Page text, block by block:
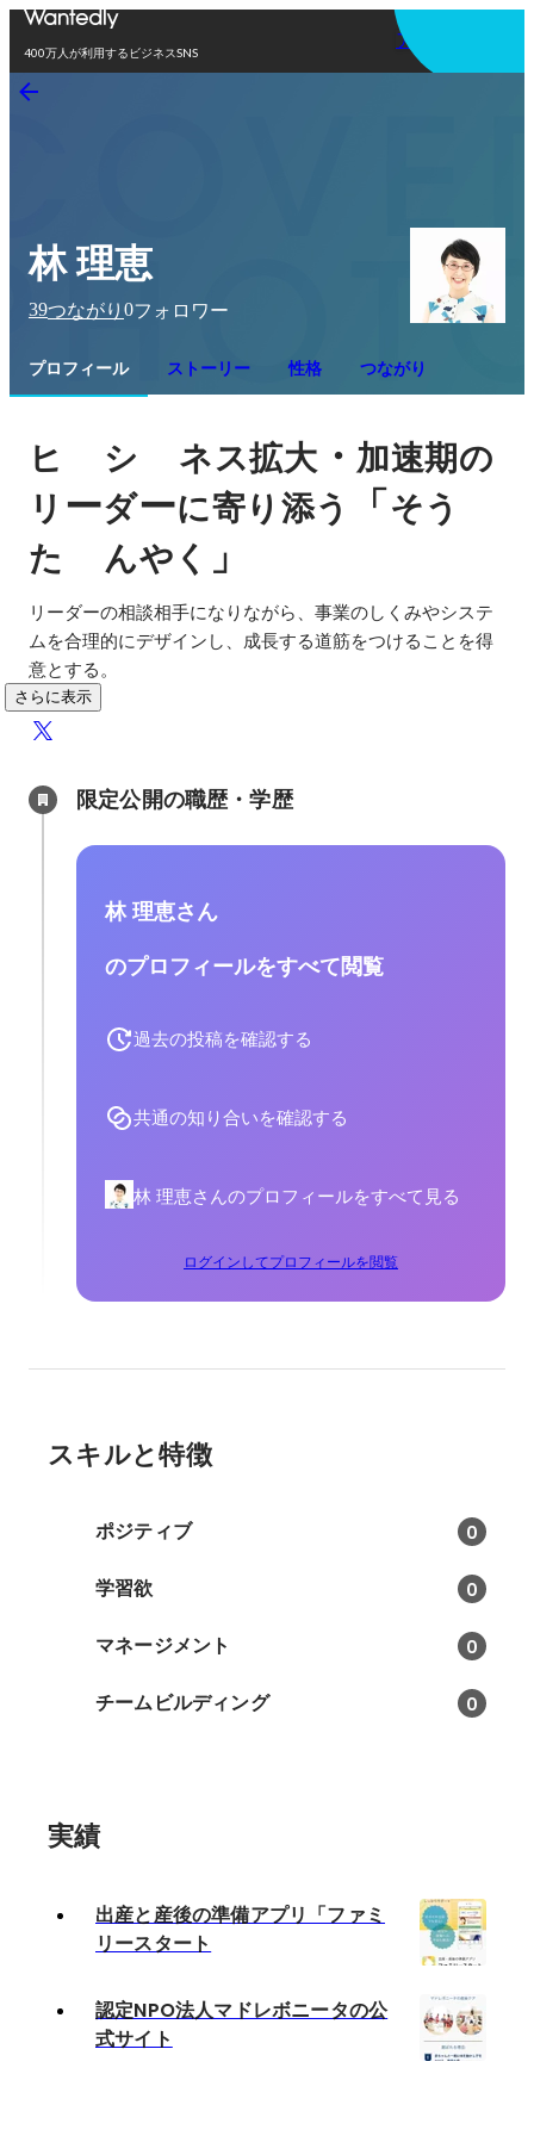
400万人が利用するビジネスSNS
アプリを使う
林 理恵
39つながり 0フォロワー
プロフィール ストーリー 性格 つながり
ヒ シ ネス拡大・加速期の
リ ーダーに寄り添う 「そう
た
んやく 」
リーダーの相談相手になりながら、事業のしくみやシステ
ムを合理的にデザインし、成長する道筋をつけることを得
意とする。
さらに表示
限定公開の職歴・学歴
林 理恵さん
のプロフィールをすべて閲覧
過去の投稿を確認する
共通の知り合いを確認する
林 理恵さんのプロフィールをすべて見る
ログインしてプロフィールを閲覧
スキルと特徴
ポジティブ 0
学習欲 0
マネージメント 0
チームビルディング 0
実績
出産と産後の準備アプリ「ファミ
リースタート
認定NPO法人マドレボニータの公
式サイト